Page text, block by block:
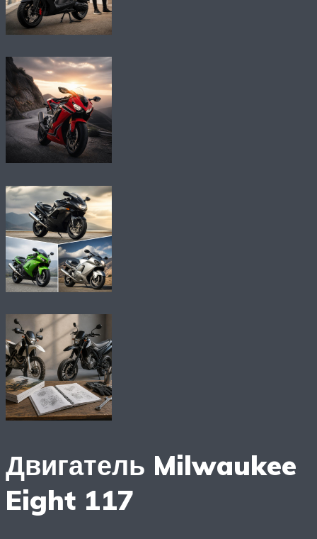
Двигатель Milwaukee
Eight 117